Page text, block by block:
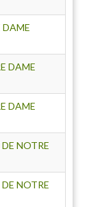
DAME
DAME
DAME
NOTRE
NOTRE